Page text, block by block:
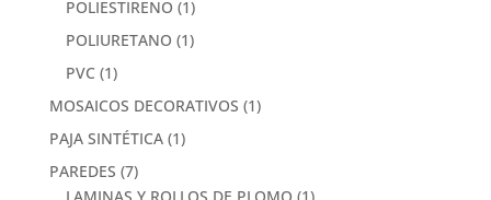
POLIESTIRENO (1)
POLIURETANO (1)
PVC (1)
MOSAICOS DECORATIVOS (1)
PAJA SINTÉTICA (1)
PAREDES (7)
LAMINAS Y ROLLOS DE PLOMO (1)